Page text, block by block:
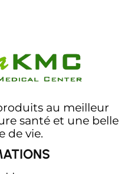
au meilleur
santé et une belle
de vie.